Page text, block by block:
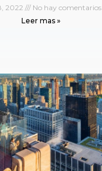
2022
No hay comentarios
Leer mas »